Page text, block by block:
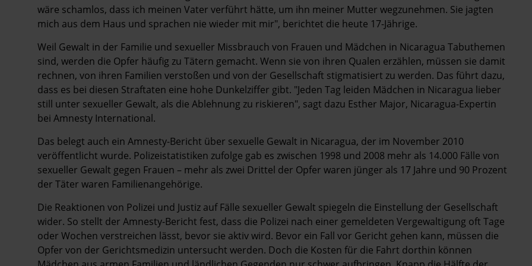
wäre schamlos, dass ich meinen Vater verführt hätte, um ihn meiner Mutter wegzunehmen. Sie jagten
mich aus dem Haus und sprachen nie wieder mit mir", berichtet die heute 17-Jährige.
Weil Gewalt in der Familie und sexueller Missbrauch von Frauen und Mädchen in Nicaragua Tabuthemen
sind, werden die Opfer häufig zu Tätern gemacht. Wenn sie von ihren Qualen erzählen, müssen sie damit
rechnen, von ihren Familien verstoßen und von der Gesellschaft stigmatisiert zu werden. Das führt dazu,
dass es bei diesen Straftaten eine hohe Dunkelziffer gibt. "Jeden Tag leiden Mädchen in Nicaragua lieber
still unter sexueller Gewalt, als die Ablehnung zu riskieren", sagt dazu Esther Major, Nicaragua-Expertin
bei Amnesty International.
Das belegt auch ein Amnesty-Bericht über sexuelle Gewalt in Nicaragua, der im November 2010
veröffentlicht wurde. Polizeistatistiken zufolge gab es zwischen 1998 und 2008 mehr als 14.000 Fälle von
sexueller Gewalt gegen Frauen – mehr als zwei Drittel der Opfer waren jünger als 17 Jahre und 90 Prozent
der Täter waren Familienangehörige.
Die Reaktionen von Polizei und Justiz auf Fälle sexueller Gewalt spiegeln die Einstellung der Gesellschaft
wider. So stellt der Amnesty-Bericht fest, dass die Polizei nach einer gemeldeten Vergewaltigung oft Tage
oder Wochen verstreichen lässt, bevor sie aktiv wird. Bevor ein Fall vor Gericht gehen kann, müssen die
Opfer von der Gerichtsmedizin untersucht werden. Doch die Kosten für die Fahrt dorthin können